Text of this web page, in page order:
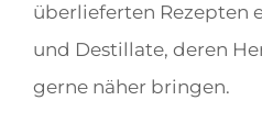
überlieferten Rezepten
und Destillate, deren
gerne näher bringen.